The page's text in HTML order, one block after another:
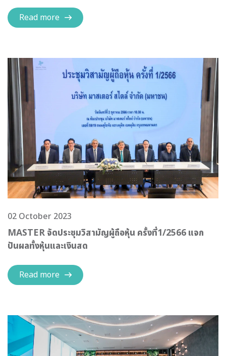
Read more
02 October 2023
MASTER จัดประชุมวิสามัญผู้ถือหุ้น ครั้งที่1/2566 แจก
ปันผลทั้งหุ้นและเงินสด
Read more